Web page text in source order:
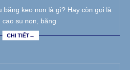
băng keo non là gì? Hay còn gọi là
cao su non, băng
CHI TIẾT→